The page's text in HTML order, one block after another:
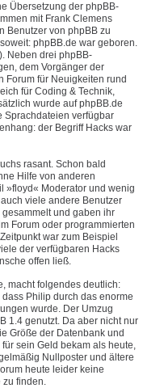
Übersetzung der phpBB-
mit Frank Clemens
Benutzer von phpBB zu
phpBB.de war geboren.
Neben drei phpBB-
dem Vorgänger der
Forum für Neuigkeiten rund
für Coding & Technik,
wurde auf phpBB.de
Sprachdateien verfügbar
der Begriff Hacks war
rasant. Schon bald
Hilfe von anderen
»floyd« Moderator und wenig
viele andere Benutzer
und gaben ihr
Forum oder programmierten
war zum Beispiel
der verfügbaren Hacks
offen ließ.
macht folgendes deutlich:
Philip durch das enorme
wurde. Der Umzug
1.4 genutzt. Da aber nicht nur
Größe der Datenbank und
sein Geld bekam als heute,
Nullposter und ältere
heute leider keine
zu finden.